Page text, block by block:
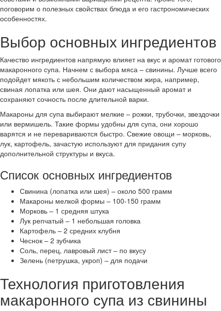
поговорим о полезных свойствах блюда и его гастрономических
особенностях.
Выбор основных ингредиентов
Качество ингредиентов напрямую влияет на вкус и аромат готового
макаронного супа. Начнем с выбора мяса – свинины. Лучше всего
подойдет мякоть с небольшим количеством жира, например,
свиная лопатка или шея. Они дают насыщенный аромат и
сохраняют сочность после длительной варки.
Макароны для супа выбирают мелкие – рожки, трубочки, звездочки
или вермишель. Такие формы удобны для супа, они хорошо
варятся и не перевариваются быстро. Свежие овощи – морковь,
лук, картофель, зачастую используют для придания супу
дополнительной структуры и вкуса.
Список основных ингредиентов
Свинина (лопатка или шея) – около 500 грамм
Макароны мелкой формы – 100-150 грамм
Морковь – 1 средняя штука
Лук репчатый – 1 небольшая головка
Картофель – 2 средних клубня
Чеснок – 2 зубчика
Соль, перец, лавровый лист – по вкусу
Зелень (петрушка, укроп) – для подачи
Технология приготовления
макаронного супа из свинины